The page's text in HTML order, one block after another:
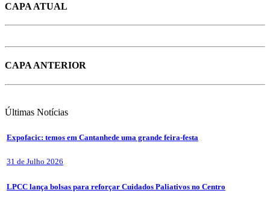
CAPA ATUAL
CAPA ANTERIOR
Últimas Notícias
Expofacic: temos em Cantanhede uma grande feira-festa
31 de Julho 2026
LPCC lança bolsas para reforçar Cuidados Paliativos no Centro